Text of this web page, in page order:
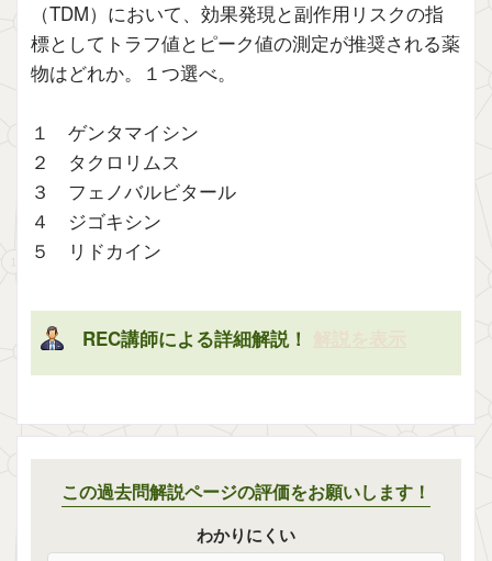
（TDM）において、効果発現と副作用リスクの指
標としてトラフ値とピーク値の測定が推奨される薬
物はどれか。１つ選べ。
１ ゲンタマイシン
２ タクロリムス
３ フェノバルビタール
４ ジゴキシン
５ リドカイン
REC講師による詳細解説！
この過去問解説ページの評価をお願いします！
わかりにくい